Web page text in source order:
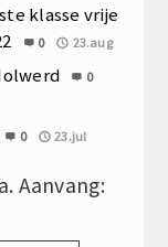
klasse vrije
0 23.aug
0
0 23.jul
Aanvang: